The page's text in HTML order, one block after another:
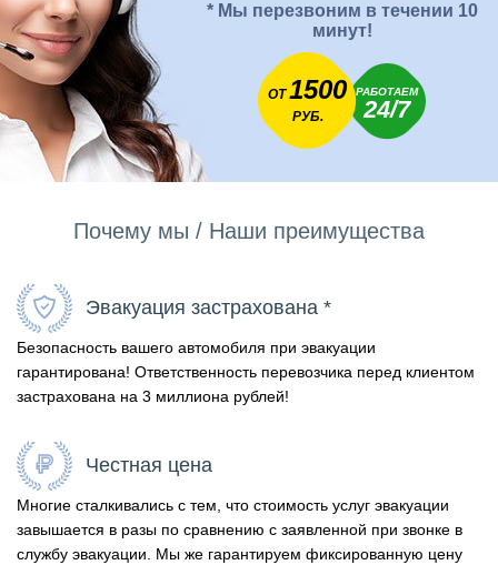
* Мы перезвоним в течении 10
минут!
ОТ1500
РУБ.
РАБОТАЕМ
24/7
Почему мы / Наши преимущества
Эвакуация застрахована *
Безопасность вашего автомобиля при эвакуации
гарантирована! Ответственность перевозчика перед клиентом
застрахована на 3 миллиона рублей!
Честная цена
Многие сталкивались с тем, что стоимость услуг эвакуации
завышается в разы по сравнению с заявленной при звонке в
службу эвакуации. Мы же гарантируем фиксированную цену